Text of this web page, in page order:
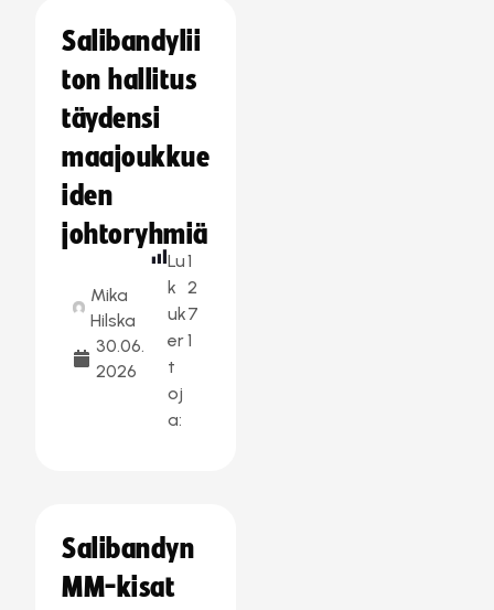
Salibandylii
ton hallitus
täydensi
maajoukkue
iden
johtoryhmiä
Mika
Hilska
30.06.
2026
Lu
k
uk
er
t
oj
a:
1
2
7
1
Salibandyn
MM-kisat